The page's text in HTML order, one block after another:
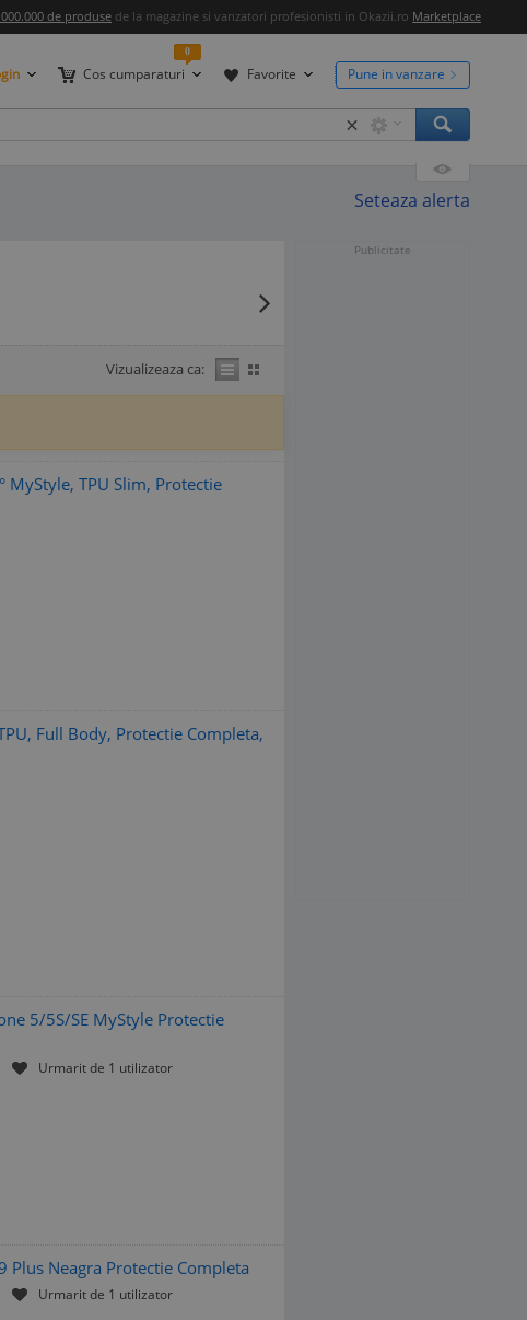
de produse de la magazine si vanzatori profesionisti in Okazii.ro Marketplace
Cos cumparaturi
0
Favorite Pune in vanzare
×
Seteaza alerta
Vizualizeaza ca:
MyStyle, TPU Slim, Protectie
Full Body, Protectie Completa,
5/5S/SE MyStyle Protectie
Urmarit de 1 utilizator
Plus Neagra Protectie Completa
Urmarit de 1 utilizator
Publicitate